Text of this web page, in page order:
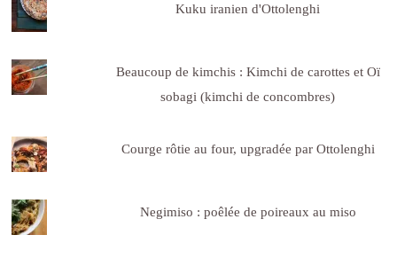
Kuku iranien d'Ottolenghi
Beaucoup de kimchis : Kimchi de carottes et Oï
sobagi (kimchi de concombres)
Courge rôtie au four, upgradée par Ottolenghi
Negimiso : poêlée de poireaux au miso